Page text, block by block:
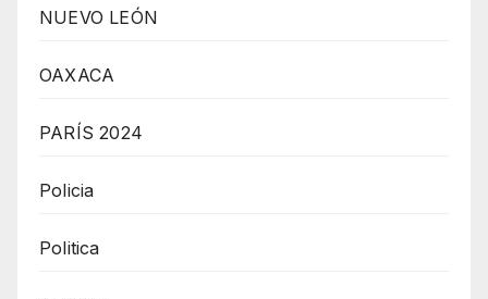
NUEVO LEÓN
OAXACA
PARÍS 2024
Policia
Politica